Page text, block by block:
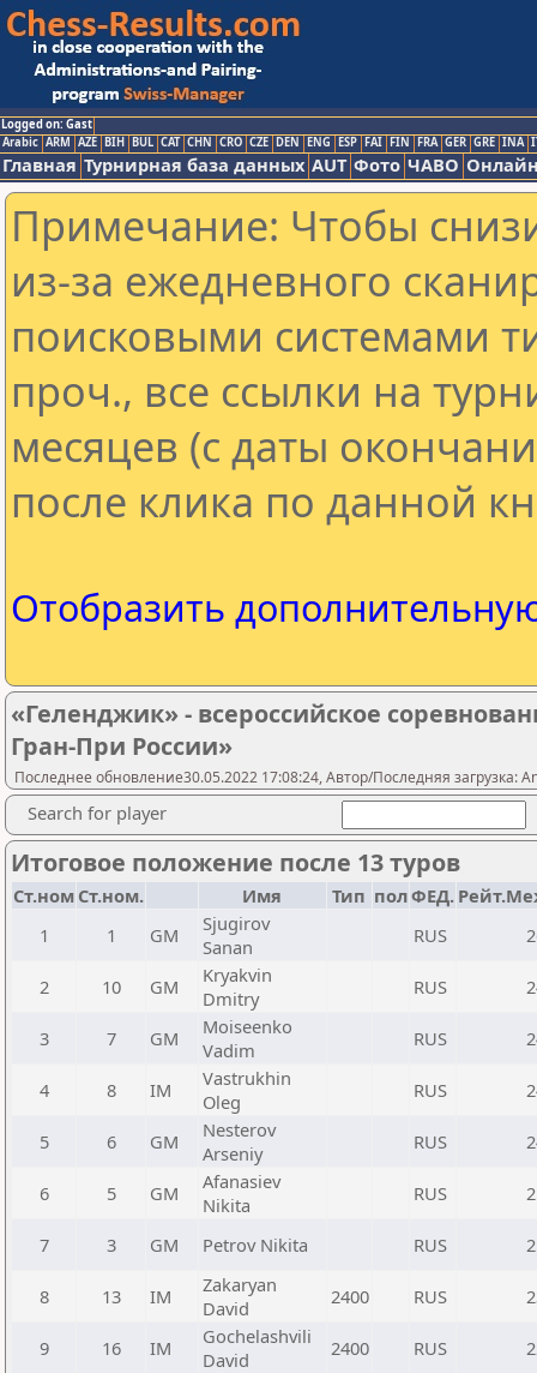
Logged on: Gast
Arabic ARM AZE BIH BUL CAT CHN CRO CZE DEN ENG ESP FAI FIN FRA GER GRE INA
Главная Турнирная база данных AUT Фото ЧАВО
Примечание: Чтобы
из-за ежедневного
поисковыми системами
проч., все ссылки на
месяцев (с даты
после клика по данной
Отобразить
«Геленджик» - всероссийское
Гран-При России»
Последнее обновление30.05.2022 17:08:24, Автор/Последняя загрузка:
Search for player
Итоговое положение после 13 туров
Ст.ном Ст.ном. Имя Тип полФЕД.
1
1 GM
Sjugirov
Sanan
RUS
2 10 GM
Kryakvin
Dmitry
RUS
3 7 GM
Moiseenko
Vadim
RUS
4 8 IM
Vastrukhin
Oleg
RUS
5 6 GM
Nesterov
Arseniy
RUS
6 5 GM
Afanasiev
Nikita
RUS
7 3 GM Petrov Nikita RUS
8 13 IM
Zakaryan
David
2400 RUS
9 16 IM
Gochelashvili
David
2400 RUS